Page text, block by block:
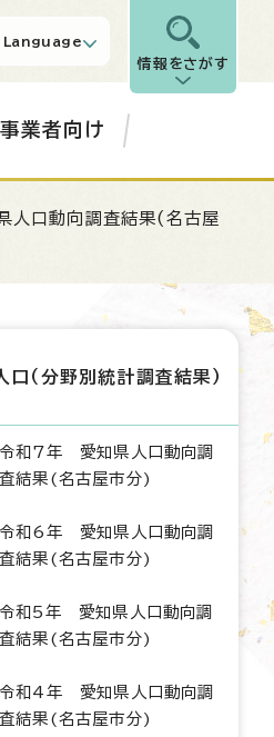
Language
情報をさがす
事業者向け
口動向調査結果(名古屋
口（分野別統計調査結果）
令和7年 愛知県人口動向調
査結果(名古屋市分)
令和6年 愛知県人口動向調
査結果(名古屋市分)
令和5年 愛知県人口動向調
査結果(名古屋市分)
令和4年 愛知県人口動向調
査結果(名古屋市分)